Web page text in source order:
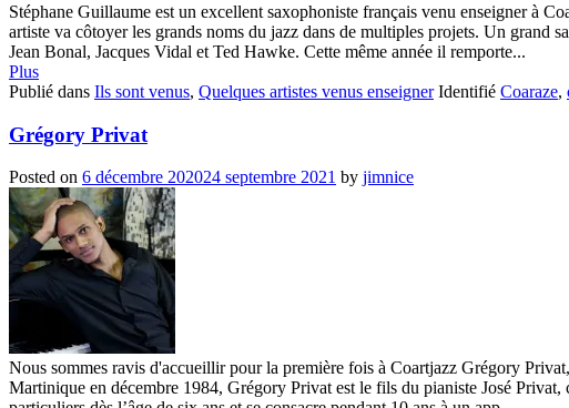
Stéphane Guillaume est un excellent saxophoniste français venu enseigner à
artiste va côtoyer les grands noms du jazz dans de multiples projets. Un grand
Jean Bonal, Jacques Vidal et Ted Hawke. Cette même année il remporte...
Plus
Publié dans Ils sont venus, Quelques artistes venus enseigner Identifié Coaraze,
Grégory Privat
Posted on 6 décembre 202024 septembre 2021 by jimnice
Nous sommes ravis d'accueillir pour la première fois à Coartjazz Grégory
Martinique en décembre 1984, Grégory Privat est le fils du pianiste José